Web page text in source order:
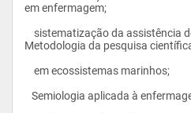
em enfermagem;
Metodologia da pesquisa
    em ecossistemas marinhos;
Semiologia aplicada à